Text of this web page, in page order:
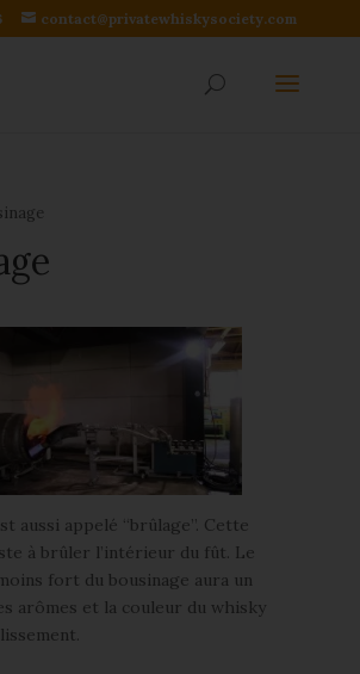
contact@privatewhiskysociety.com
aussi appelé “brûlage”. Cette
à brûler l’intérieur du fût. Le
fort du bousinage aura un
arômes et la couleur du whisky